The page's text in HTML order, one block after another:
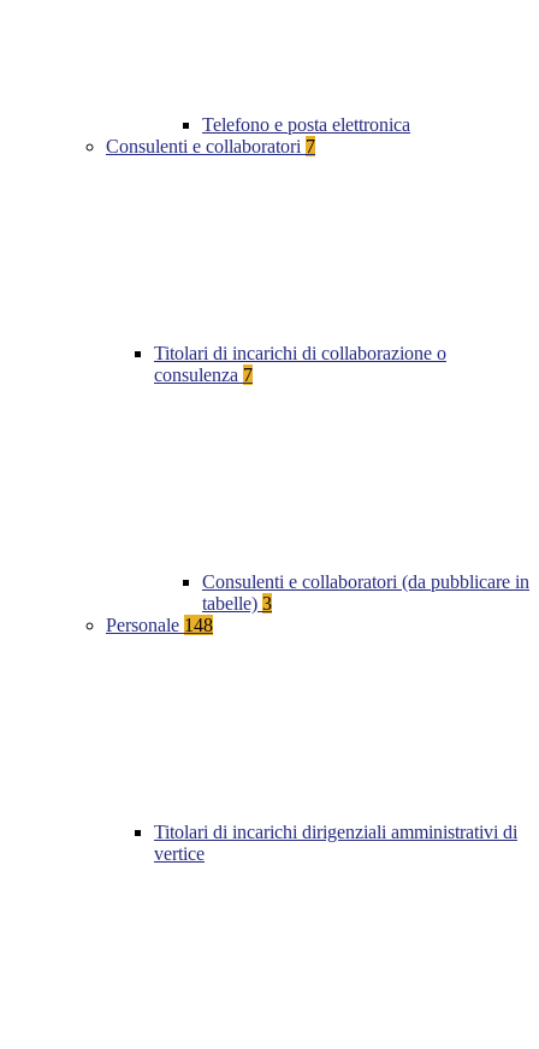
Telefono e posta elettronica
Consulenti e collaboratori 7
Titolari di incarichi di collaborazione o
consulenza 7
Consulenti e collaboratori (da pubblicare in
tabelle) 3
Personale 148
Titolari di incarichi dirigenziali amministrativi di
vertice